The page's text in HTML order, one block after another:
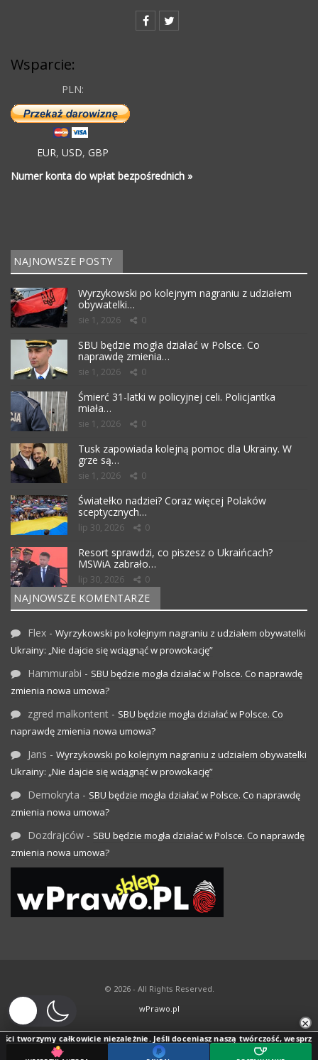
Wsparcie:
PLN:
EUR, USD, GBP
Numer konta do wpłat bezpośrednich »
NAJNOWSZE POSTY
Wyrzykowski po kolejnym nagraniu z udziałem
obywatelki…
sie 1, 2026 0
SBU będzie mogła działać w Polsce. Co
naprawdę zmienia…
sie 1, 2026 0
Śmierć 31-latki w policyjnej celi. Policjantka
miała…
sie 1, 2026 0
Tusk zapowiada kolejną pomoc dla Ukrainy. W
grze są…
sie 1, 2026 0
Światełko nadziei? Coraz więcej Polaków
sceptycznych…
lip 30, 2026 0
Resort sprawdzi, co piszesz o Ukraińcach?
MSWiA zabrało…
lip 30, 2026 0
NAJNOWSZE KOMENTARZE
Flex - Wyrzykowski po kolejnym nagraniu z udziałem obywatelki
Ukrainy: „Nie dajcie się wciągnąć w prowokację”
Hammurabi - SBU będzie mogła działać w Polsce. Co naprawdę
zmienia nowa umowa?
zgred malkontent - SBU będzie mogła działać w Polsce. Co
naprawdę zmienia nowa umowa?
Jans - Wyrzykowski po kolejnym nagraniu z udziałem obywatelki
Ukrainy: „Nie dajcie się wciągnąć w prowokację”
Demokryta - SBU będzie mogła działać w Polsce. Co naprawdę
zmienia nowa umowa?
Dozdrajców - SBU będzie mogła działać w Polsce. Co naprawdę
zmienia nowa umowa?
© 2026 - All Rights Reserved.
wPrawo.pl
×
tworzymy całkowicie niezależnie. Jeśli doceniasz naszą twórczość, wesprzyj